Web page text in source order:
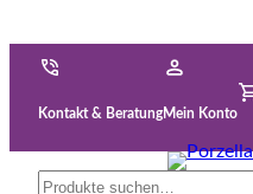
Kontakt & BeratungMein Konto
Suche